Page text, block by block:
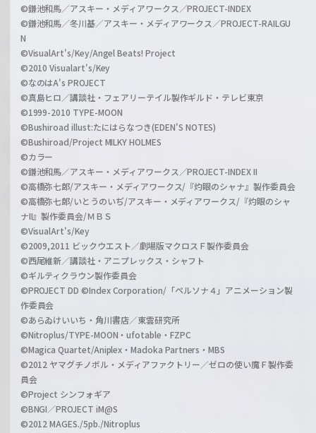
©鎌池和馬／アスキー・メディアワークス／PROJECT-INDEX
©鎌池和馬／冬川基／アスキー・メディアワークス／PROJECT-RAILGU
N
©VisualArt's/Key/Angel Beats! Project
©2010 Visualart's/Key
©なのはA's PROJECT
©真島ヒロ／講談社・フェアリーテイル製作ギルド・テレビ東京
©1999-2010 TYPE-MOON
©Bushiroad illust:たにはらなつき(EDEN'S NOTES)
©Bushiroad/Project MILKY HOLMES
©カラー
©鎌池和馬／アスキー・メディアワークス／PROJECT-INDEX II
©高橋弥七郎/アスキー・メディアワークス/『灼眼のシャナ』製作委員会
©高橋弥七郎/いとうのいぢ/アスキー・メディアワークス/『灼眼のシャ
ナII』製作委員会/ＭＢＳ
©VisualArt's/Key
©2009,2011 ビックウエスト／劇場版マクロスＦ製作委員会
©西尾維新／講談社・アニプレックス・シャフト
©ギルティクラウン製作委員会
©PROJECT DD ©Index Corporation/「ペルソナ４」アニメーション製
作委員会
©あらゐけいいち・角川書店／東雲研究所
©Nitroplus/TYPE-MOON・ufotable・FZPC
©Magica Quartet/Aniplex・Madoka Partners・MBS
©2012 ヤマグチノボル・メディアファクトリー／ゼロの使い魔Ｆ製作委
員会
©Project シンフォギア
©BNGI／PROJECT iM@S
©2012 MAGES./5pb./Nitroplus